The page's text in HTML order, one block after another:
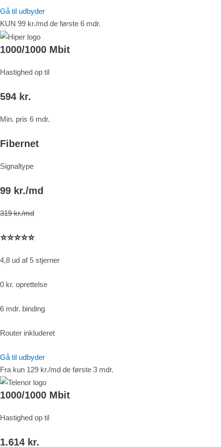
Gå til udbyder
KUN 99 kr./md de første 6 mdr.
1000/1000 Mbit
Hastighed op til
594 kr.
Min. pris 6 mdr.
Fibernet
Signaltype
99 kr./md
319 kr./md
⭐⭐⭐⭐⭐
4,8 ud af 5 stjerner
0 kr. oprettelse
6 mdr. binding
Router inkluderet
Gå til udbyder
Fra kun 129 kr./md de første 3 mdr.
1000/1000 Mbit
Hastighed op til
1.614 kr.